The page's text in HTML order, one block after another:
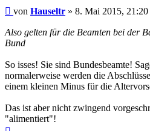
Beitrag
von Hauseltr » 8. Mai 2015, 21:20
Also gelten für die Beamten bei der
Bund
So isses! Sie sind Bundesbeamte!
normalerweise werden die
einem kleinen Minus für die
Das ist aber nicht zwingend
"alimentiert"!